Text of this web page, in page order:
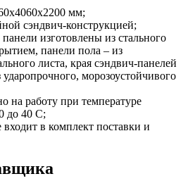
мм;
сэндвич-конструкцией;
изготовлены из стального
панели пола – из
листа, края сэндвич-панелей
морозоустойчивого
на работу при температуре
до 40 С;
в комплект поставки и